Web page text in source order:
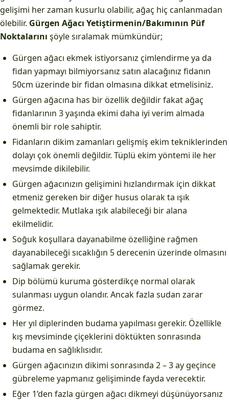
gelişimi her zaman kusurlu olabilir, ağaç hiç canlanmadan
ölebilir. Gürgen Ağacı Yetiştirmenin/Bakımının Püf
Noktalarını şöyle sıralamak mümkündür;
Gürgen ağacı ekmek istiyorsanız çimlendirme ya da
fidan yapmayı bilmiyorsanız satın alacağınız fidanın
50cm üzerinde bir fidan olmasına dikkat etmelisiniz.
Gürgen ağacına has bir özellik değildir fakat ağaç
fidanlarının 3 yaşında ekimi daha iyi verim almada
önemli bir role sahiptir.
Fidanların dikim zamanları gelişmiş ekim tekniklerinden
dolayı çok önemli değildir. Tüplü ekim yöntemi ile her
mevsimde dikilebilir.
Gürgen ağacınızın gelişimini hızlandırmak için dikkat
etmeniz gereken bir diğer husus olarak ta ışık
gelmektedir. Mutlaka ışık alabileceği bir alana
ekilmelidir.
Soğuk koşullara dayanabilme özelliğine rağmen
dayanabileceği sıcaklığın 5 derecenin üzerinde olmasını
sağlamak gerekir.
Dip bölümü kuruma gösterdikçe normal olarak
sulanması uygun olandır. Ancak fazla sudan zarar
görmez.
Her yıl diplerinden budama yapılması gerekir. Özellikle
kış mevsiminde çiçeklerini döktükten sonrasında
budama en sağlıklısıdır.
Gürgen ağacınızın dikimi sonrasında 2 – 3 ay geçince
gübreleme yapmanız gelişiminde fayda verecektir.
Eğer 1’den fazla gürgen ağacı dikmeyi düşünüyorsanız